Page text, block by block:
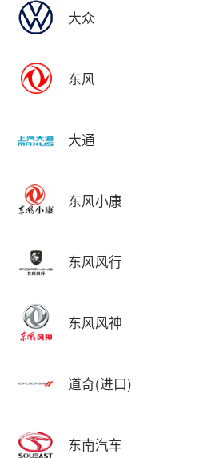
大众
东风
大通
东风小康
东风风行
东风风神
道奇(进口)
东南汽车